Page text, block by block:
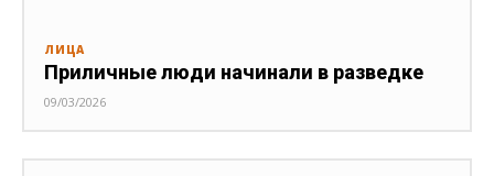
ЛИЦА
Приличные люди начинали в разведке
09/03/2026